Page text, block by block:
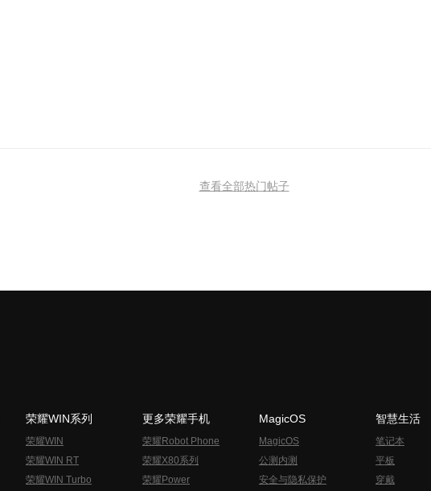
查看全部热门帖子
荣耀WIN系列
荣耀WIN
荣耀WIN RT
荣耀WIN Turbo
更多荣耀手机
荣耀Robot Phone
荣耀X80系列
荣耀Power
MagicOS
MagicOS
公测内测
安全与隐私保护
智慧生活
笔记本
平板
穿戴